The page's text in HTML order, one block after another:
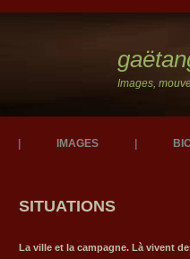
Images,
IMAGES
SITUATIONS
La ville et la campagne. Là vivent